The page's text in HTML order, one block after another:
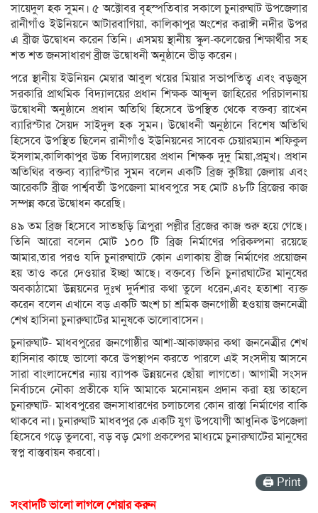
সায়েদুল হক সুমন। ৫ অক্টোবর বৃহস্পতিবার সকালে চুনারুঘাট উপজেলার
রানীগাঁও ইউনিয়নে আটারবাগিয়া, কালিকাপুর অংশের করাঙ্গী নদীর উপর
এ ব্রীজ উদ্বোধন করেন তিনি। এসময় স্থানীয় স্কুল-কলেজের শিক্ষার্থীর সহ
শত শত জনসাধারণ ব্রীজ উদ্বোধনী অনুষ্ঠানে ভীড় করেন।
পরে স্থানীয় ইউনিয়ন মেম্বার আবুল খয়ের মিয়ার সভাপতিত্ব এবং বড়জুস
সরকারি প্রাথমিক বিদ্যালয়ের প্রধান শিক্ষক আব্দুল জাহিরের পরিচালনায়
উদ্বোধনী অনুষ্ঠানে প্রধান অতিথি হিসেবে উপস্থিত থেকে বক্তব্য রাখেন
ব্যারিস্টার সৈয়দ সাইদুল হক সুমন। উদ্বোধনী অনুষ্ঠানে বিশেষ অতিথি
হিসেবে উপস্থিত ছিলেন রানীগাঁও ইউনিয়নের সাবেক চেয়ারম্যান শফিকুল
ইসলাম,কালিকাপুর উচ্চ বিদ্যালয়ের প্রধান শিক্ষক দুদু মিয়া,প্রমুখ। প্রধান
অতিথির বক্তব্য ব্যারিস্টার সুমন বলেন একটি ব্রিজ কুষ্টিয়া জেলায় এবং
আরেকটি ব্রীজ পার্শ্ববর্তী উপজেলা মাধবপুরে সহ মোট ৪৮টি ব্রিজের কাজ
সম্পন্ন করে উদ্বোধন করেছি।
৪৯ তম ব্রিজ হিসেবে সাতছড়ি ত্রিপুরা পল্লীর ব্রিজের কাজ শুরু হয়ে গেছে।
তিনি আরো বলেন মোট ১০০ টি ব্রিজ নির্মাণের পরিকল্পনা রয়েছে
আমার,তার পরও যদি চুনারুঘাটে কোন এলাকায় ব্রীজ নির্মাণের প্রয়োজন
হয় তাও করে দেওয়ার ইচ্ছা আছে। বক্তব্যে তিনি চুনারঘাটের মানুষের
অবকাঠামো উন্নয়নের দুঃখ দুর্দশার কথা তুলে ধরেন,এবং হতাশা ব্যক্ত
করেন বলেন এখানে বড় একটি অংশ চা শ্রমিক জনগোষ্ঠী হওয়ায় জননেত্রী
শেখ হাসিনা চুনারুঘাটের মানুষকে ভালোবাসেন।
চুনারুঘাট- মাধবপুরের জনগোষ্ঠীর আশা-আকাঙ্ক্ষার কথা জননেত্রীর শেখ
হাসিনার কাছে ভালো করে উপস্থাপন করতে পারলে এই সংসদীয় আসনে
সারা বাংলাদেশের ন্যায় ব্যাপক উন্নয়নের ছোঁয়া লাগতো। আগামী সংসদ
নির্বাচনে নৌকা প্রতীকে যদি আমাকে মনোনয়ন প্রদান করা হয় তাহলে
চুনারুঘাট- মাধবপুরের জনসাধারণের চলাচলের কোন রাস্তা নির্মাণের বাকি
থাকবে না। চুনারুঘাট মাধবপুর কে একটি যুগ উপযোগী আধুনিক উপজেলা
হিসেবে গড়ে তুলবো, বড় বড় মেগা প্রকল্পের মাধ্যমে চুনারুঘাটের মানুষের
স্বপ্ন বাস্তবায়ন করবো।
🖨 Print
সংবাদটি ভালো লাগলে শেয়ার করুন